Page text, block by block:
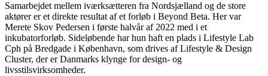
Samarbejdet mellem iværksætteren fra Nordsjælland og de store
aktører er et direkte resultat af et forløb i Beyond Beta. Her var
Merete Skov Pedersen i første halvår af 2022 med i et
inkubatorforløb. Sideløbende har hun haft en plads i Lifestyle Lab
Cph på Bredgade i København, som drives af Lifestyle & Design
Cluster, der er Danmarks klynge for design- og
livsstilsvirksomheder.